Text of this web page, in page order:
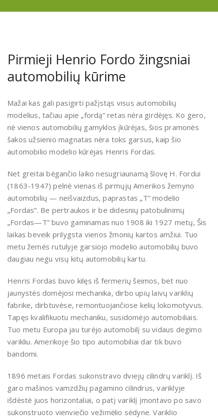
Pirmieji Henrio Fordo žingsniai
automobilių kūrime
Mažai kas gali pasigirti pažįstąs visus automobilių
modelius, tačiau apie „fordą” retas nėra girdėjęs. Ko gero,
nė vienos automobilių gamyklos įkūrėjas, šios pramonės
šakos užsienio magnatas nėra toks garsus, kaip šio
automobilio modelio kūrėjas Henris Fordas.
Net greitai bėgančio laiko nesugriaunamą šlovę H. Fordui
(1863-1947) pelnė vienas iš pirmųjų Amerikos žemyno
automobilių — neišvaizdus, paprastas „T” modelio
„Fordas”. Be pertraukos ir be didesnių patobulinimų
„Fordas—T” buvo gaminamas nuo 1908 iki 1927 metų, Šis
laikas beveik prilygsta vienos žmonių kartos amžiui. Tuo
metu žemės rutulyje garsiojo modelio automobilių buvo
daugiau negu visų kitų automobilių kartu.
Henris Fordas buvo kilęs iš fermerių šeimos, bet nuo
jaunystės domėjosi mechanika, dirbo upių laivų variklių
fabrike, dirbtuvėse, remontuojančiose kelių lokomotyvus.
Tapęs kvalifikuotu mechaniku, susidomėjo automobiliais.
Tuo metu Europa jau turėjo automobilį su vidaus degimo
varikliu. Amerikoje šio tipo automobiliai dar tik buvo
bandomi.
1896 metais Fordas sukonstravo dviejų cilindrų variklį. Iš
garo mašinos vamzdžių pagamino cilindrus, variklyje
išdėstė juos horizontaliai, o patį variklį įmontavo po savo
sukonstruoto vienviečio vežimėlio sėdyne. Variklio